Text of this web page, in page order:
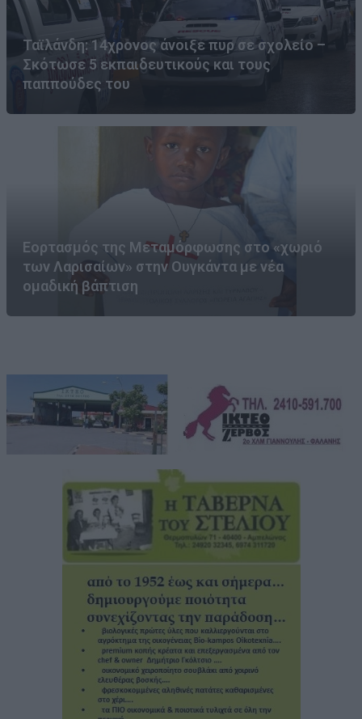
Ταϊλάνδη: 14χρονος άνοιξε πυρ σε σχολείο –
Σκότωσε 5 εκπαιδευτικούς και τους
παππούδες του
Εορτασμός της Μεταμόρφωσης στο «χωριό
των Λαρισαίων» στην Ουγκάντα με νέα
ομαδική βάπτιση